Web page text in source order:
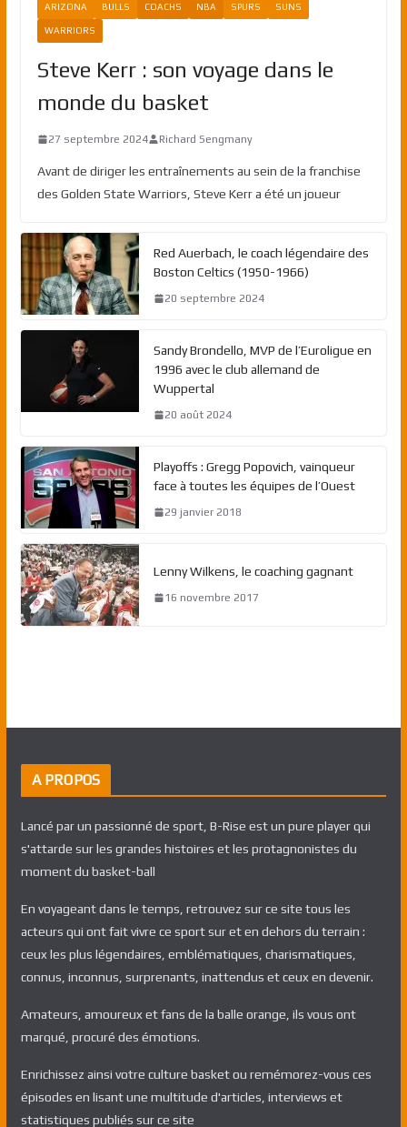
ARIZONA BULLS COACHS NBA SPURS SUNS
WARRIORS
Steve Kerr : son voyage dans le
monde du basket
27 septembre 2024 Richard Sengmany
Avant de diriger les entraînements au sein de la franchise
des Golden State Warriors, Steve Kerr a été un joueur
Red Auerbach, le coach légendaire des
Boston Celtics (1950-1966)
20 septembre 2024
Sandy Brondello, MVP de l’Euroligue en
1996 avec le club allemand de
Wuppertal
20 août 2024
Playoffs : Gregg Popovich, vainqueur
face à toutes les équipes de l’Ouest
29 janvier 2018
Lenny Wilkens, le coaching gagnant
16 novembre 2017
A PROPOS
Lancé par un passionné de sport, B-Rise est un pure player qui
s'attarde sur les grandes histoires et les protagnonistes du
moment du basket-ball
En voyageant dans le temps, retrouvez sur ce site tous les
acteurs qui ont fait vivre ce sport sur et en dehors du terrain :
ceux les plus légendaires, emblématiques, charismatiques,
connus, inconnus, surprenants, inattendus et ceux en devenir.
Amateurs, amoureux et fans de la balle orange, ils vous ont
marqué, procuré des émotions.
Enrichissez ainsi votre culture basket ou remémorez-vous ces
épisodes en lisant une multitude d'articles, interviews et
statistiques publiés sur ce site